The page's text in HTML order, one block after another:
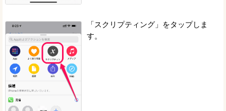
「スクリプティング」をタップしま
す。